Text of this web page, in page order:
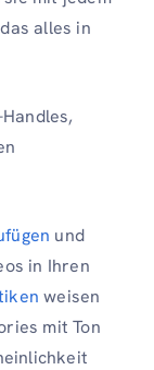
alles in
und
in Ihren
weisen
mit Ton